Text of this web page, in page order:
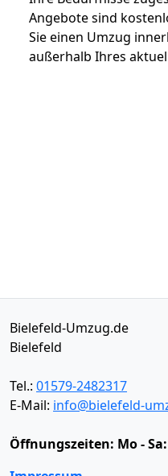
Angebote sind
Sie einen Umzug
außerhalb Ihres
Bielefeld-Umzug.de
Bielefeld
Tel.: 01579-2482317
E-Mail: info@bielefeld-
Öffnungszeiten: Mo -